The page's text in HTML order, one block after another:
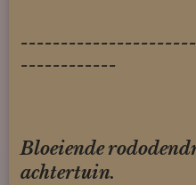
------------
Bloeiende
achtertuin.